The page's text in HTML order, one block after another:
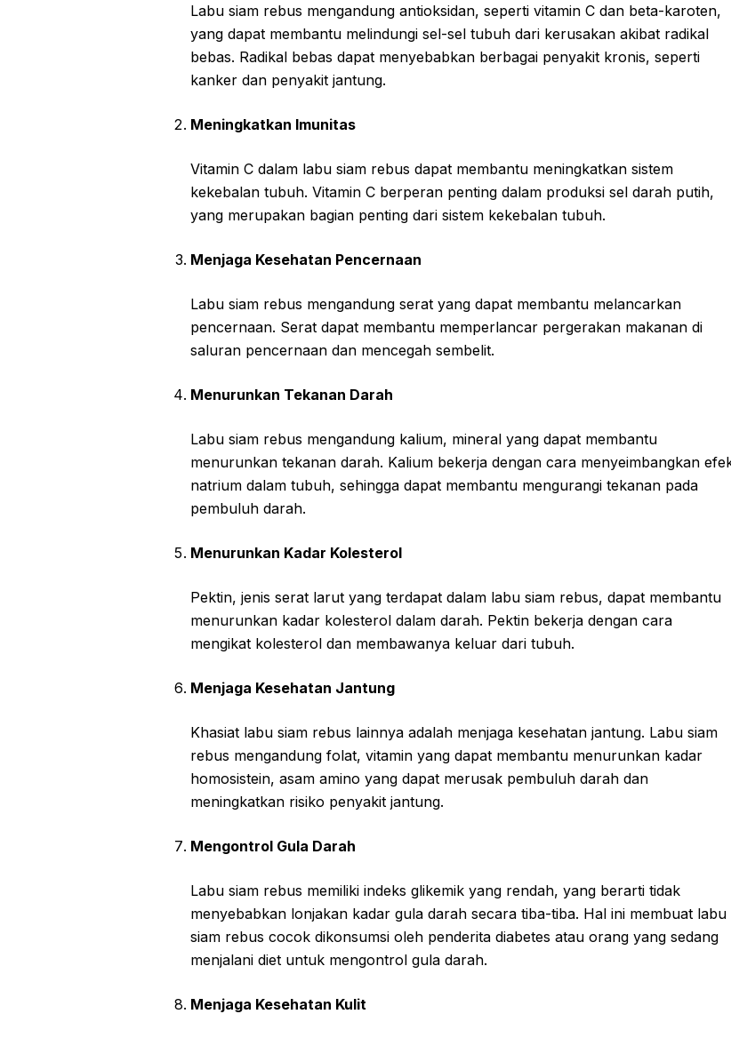
Labu siam rebus mengandung antioksidan, seperti vitamin C dan beta-karoten,
yang dapat membantu melindungi sel-sel tubuh dari kerusakan akibat radikal
bebas. Radikal bebas dapat menyebabkan berbagai penyakit kronis, seperti
kanker dan penyakit jantung.
Meningkatkan Imunitas
Vitamin C dalam labu siam rebus dapat membantu meningkatkan sistem
kekebalan tubuh. Vitamin C berperan penting dalam produksi sel darah putih,
yang merupakan bagian penting dari sistem kekebalan tubuh.
Menjaga Kesehatan Pencernaan
Labu siam rebus mengandung serat yang dapat membantu melancarkan
pencernaan. Serat dapat membantu memperlancar pergerakan makanan di
saluran pencernaan dan mencegah sembelit.
Menurunkan Tekanan Darah
Labu siam rebus mengandung kalium, mineral yang dapat membantu
menurunkan tekanan darah. Kalium bekerja dengan cara menyeimbangkan
natrium dalam tubuh, sehingga dapat membantu mengurangi tekanan pada
pembuluh darah.
Menurunkan Kadar Kolesterol
Pektin, jenis serat larut yang terdapat dalam labu siam rebus, dapat membantu
menurunkan kadar kolesterol dalam darah. Pektin bekerja dengan cara
mengikat kolesterol dan membawanya keluar dari tubuh.
Menjaga Kesehatan Jantung
Khasiat labu siam rebus lainnya adalah menjaga kesehatan jantung. Labu siam
rebus mengandung folat, vitamin yang dapat membantu menurunkan kadar
homosistein, asam amino yang dapat merusak pembuluh darah dan
meningkatkan risiko penyakit jantung.
Mengontrol Gula Darah
Labu siam rebus memiliki indeks glikemik yang rendah, yang berarti tidak
menyebabkan lonjakan kadar gula darah secara tiba-tiba. Hal ini membuat labu
siam rebus cocok dikonsumsi oleh penderita diabetes atau orang yang sedang
menjalani diet untuk mengontrol gula darah.
Menjaga Kesehatan Kulit